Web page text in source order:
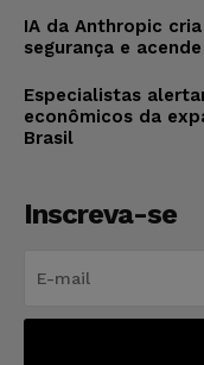
IA da Anthropic
segurança e
Especialistas
econômicos da
Brasil
Inscreva-se